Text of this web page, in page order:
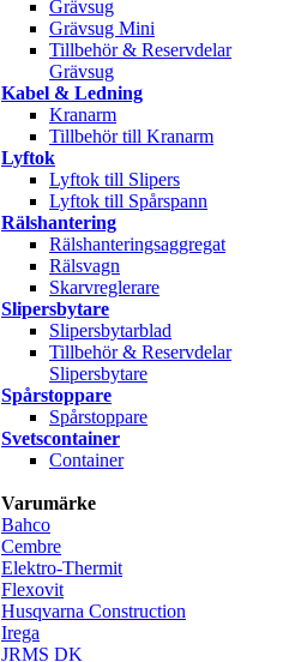
Grävsug
Grävsug Mini
Tillbehör & Reservdelar
Grävsug
Kabel & Ledning
Kranarm
Tillbehör till Kranarm
Lyftok
Lyftok till Slipers
Lyftok till Spårspann
Rälshantering
Rälshanteringsaggregat
Rälsvagn
Skarvreglerare
Slipersbytare
Slipersbytarblad
Tillbehör & Reservdelar
Slipersbytare
Spårstoppare
Spårstoppare
Svetscontainer
Container
Varumärke
Bahco
Cembre
Elektro-Thermit
Flexovit
Husqvarna Construction
Irega
JRMS DK